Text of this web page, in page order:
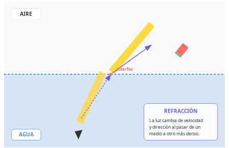
AIRE
AGUA
REFRACCIÓN
La luz cambia de velocidad
y dirección al pasar de un
medio a otro más denso.
Interfaz